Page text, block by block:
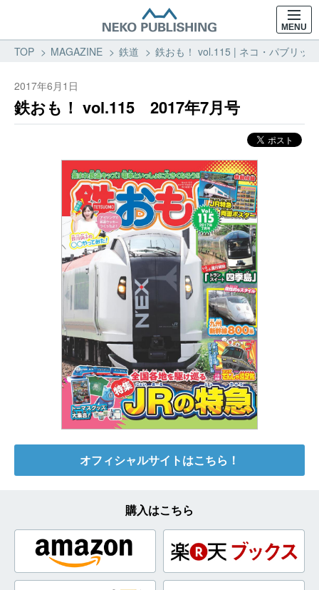
MENU
TOP MAGAZINE 鉄道 鉄おも！ vol.115 | ネコ・パブリッ
2017年6月1日
鉄おも！ vol.115 2017年7月号
オフィシャルサイトはこちら！
購入はこちら